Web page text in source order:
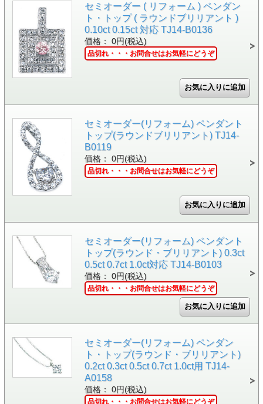
セミオーダー ( リフォーム ) ペンダン
ト・トップ ( ラウンドブリリアント )
0.10ct 0.15ct 対応 TJ14-B0136
価格： 0円(税込)
品切れ・・・お問合せはお気軽にどうぞ
セミオーダー(リフォーム) ペンダント
トップ(ラウンドブリリアント) TJ14-
B0119
価格： 0円(税込)
品切れ・・・お問合せはお気軽にどうぞ
セミオーダー(リフォーム) ペンダント
トップ(ラウンド・ブリリアント) 0.3ct
0.5ct 0.7ct 1.0ct対応 TJ14-B0103
価格： 0円(税込)
品切れ・・・お問合せはお気軽にどうぞ
セミオーダー(リフォーム) ペンダン
ト・トップ(ラウンド・ブリリアント)
0.2ct 0.3ct 0.5ct 0.7ct 1.0ct用 TJ14-
A0158
価格： 0円(税込)
品切れ・・・お問合せはお気軽にどうぞ